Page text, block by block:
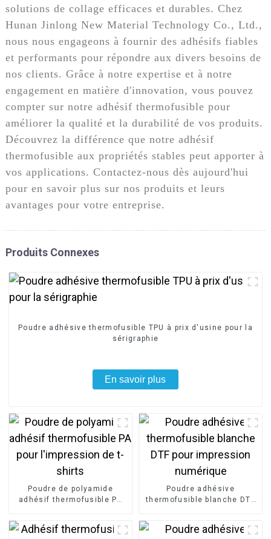
solutions de collage efficaces et durables. Chez
Hunan Jinlong New Material Technology Co., Ltd.,
nous nous engageons à fournir des adhésifs fiables
et performants pour répondre aux divers besoins de
nos clients. Grâce à notre expertise et à notre
engagement en matière d'innovation, vous pouvez
compter sur notre adhésif thermofusible pour
améliorer la qualité et la durabilité de vos produits.
Découvrez la différence que notre adhésif
thermofusible aux propriétés stables peut apporter à
vos applications. Contactez-nous dès aujourd'hui
pour en savoir plus sur nos produits et leurs
avantages pour votre entreprise.
Produits Connexes
Poudre adhésive thermofusible TPU à prix d'usine pour la
sérigraphie
En savoir plus
Poudre de polyamide
adhésif thermofusible PA
Poudre adhésive
thermofusible blanche DTF